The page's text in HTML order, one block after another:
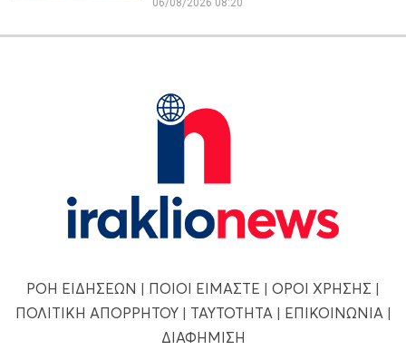
ΡΟΗ ΕΙΔΗΣΕΩΝ | ΠΟΙΟΙ ΕΙΜΑΣΤΕ | ΟΡΟΙ ΧΡΗΣΗΣ |
ΠΟΛΙΤΙΚΗ ΑΠΟΡΡΗΤΟΥ| ΤΑΥΤΟΤΗΤΑ | ΕΠΙΚΟΙΝΩΝΙΑ |
ΔΙΑΦΗΜΙΣΗ